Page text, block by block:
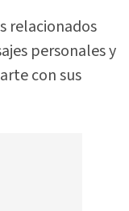
relacionados
personales y
con sus